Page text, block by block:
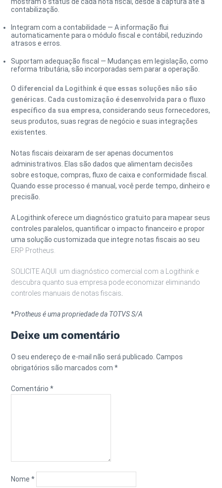
contabilização.
Integram com a contabilidade — A informação flui
automaticamente para o módulo fiscal e contábil, reduzindo
atrasos e erros.
Suportam adequação fiscal — Mudanças em legislação, como
reforma tributária, são incorporadas sem parar a operação.
O diferencial da Logithink é que essas soluções não são
genéricas. Cada customização é desenvolvida para o fluxo
específico da sua empresa, considerando seus fornecedores,
seus produtos, suas regras de negócio e suas integrações
existentes.
Notas fiscais deixaram de ser apenas documentos
administrativos. Elas são dados que alimentam decisões
sobre estoque, compras, fluxo de caixa e conformidade fiscal.
Quando esse processo é manual, você perde tempo, dinheiro e
precisão.
A Logithink oferece um diagnóstico gratuito para mapear seus
controles paralelos, quantificar o impacto financeiro e propor
uma solução customizada que integre notas fiscais ao seu
ERP Protheus.
SOLICITE AQUI um diagnóstico comercial com a Logithink e
descubra quanto sua empresa pode economizar eliminando
controles manuais de notas fiscais
*Protheus é uma propriedade da TOTVS S/A
Deixe um comentário
O seu endereço de e-mail não será publicado. Campos
obrigatórios são marcados com*
Comentário*
Nome*